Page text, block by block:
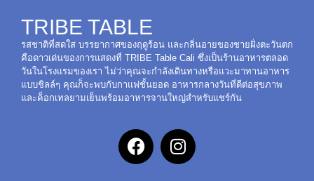
TRIBE TABLE
รสชาติที่สดใส บรรยากาศของฤดูร้อน และกลิ่นอายของชายฝั่งตะวันตก
คือดาวเด่นของการแสดงที่ TRIBE Table Cali ซึ่งเป็นร้านอาหารตลอด
วันในโรงแรมของเรา ไม่ว่าคุณจะกำลังเดินทางหรือแวะมาทานอาหาร
แบบชิลล์ๆ คุณก็จะพบกับกาแฟชั้นยอด อาหารกลางวันที่ดีต่อสุขภาพ
และค็อกเทลยามเย็นพร้อมอาหารจานใหญ่สำหรับแชร์กัน